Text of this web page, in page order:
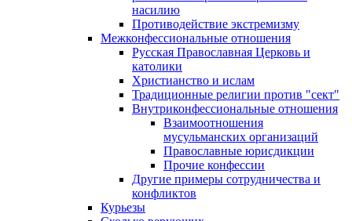
насилию
Противодействие экстремизму
Межконфессиональные отношения
Русская Православная Церковь и
католики
Христианство и ислам
Традиционные религии против "сект"
Внутриконфессиональные отношения
Взаимоотношения
мусульманских организаций
Православные юрисдикции
Прочие конфессии
Другие примеры сотрудничества и
конфликтов
Курьезы